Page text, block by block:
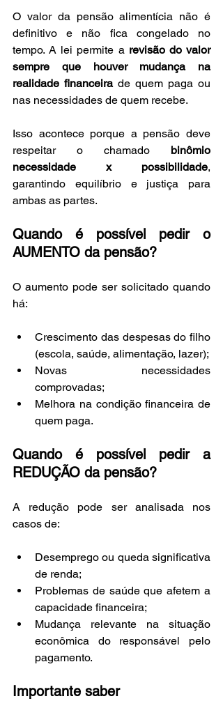
O valor da pensão alimentícia não é
definitivo e não fica congelado no
tempo. A lei permite a revisão do valor
sempre que houver mudança na
realidade financeira de quem paga ou
nas necessidades de quem recebe.
Isso acontece porque a pensão deve
respeitar o chamado binômio
necessidade x possibilidade,
garantindo equilíbrio e justiça para
ambas as partes.
Quando é possível pedir o
AUMENTO da pensão?
O aumento pode ser solicitado quando
há:
Crescimento das despesas do filho
(escola, saúde, alimentação, lazer);
Novas necessidades
comprovadas;
Melhora na condição financeira de
quem paga.
Quando é possível pedir a
REDUÇÃO da pensão?
A redução pode ser analisada nos
casos de:
Desemprego ou queda significativa
de renda;
Problemas de saúde que afetem a
capacidade financeira;
Mudança relevante na situação
econômica do responsável pelo
pagamento.
Importante saber